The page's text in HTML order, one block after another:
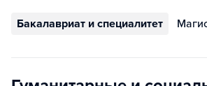
Бакалавриат и специалитет